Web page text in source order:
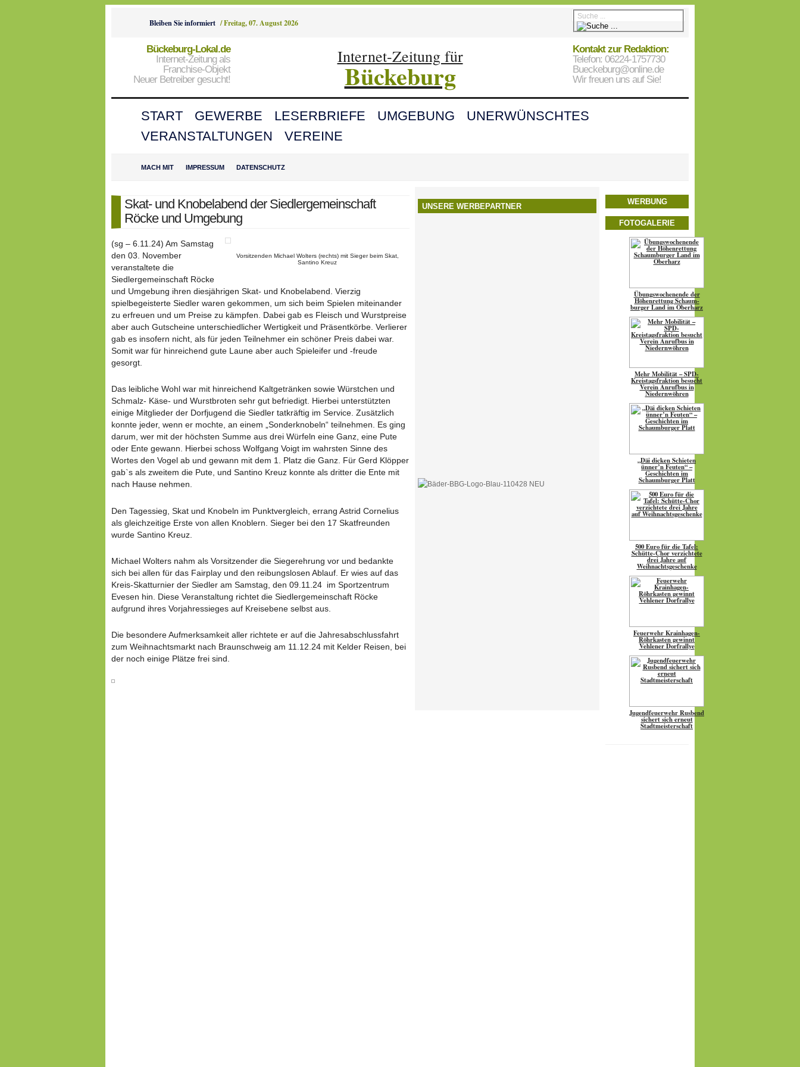
Bleiben Sie informiert /Freitag, 07. August 2026
Bückeburg-Lokal.de
Internet-Zeitung als
Franchise-Objekt
Neuer Betreiber gesucht!
Internet-Zeitung für
Bückeburg
Kontakt zur Redaktion:
Telefon: 06224-1757730
Bueckeburg@online.de
Wir freuen uns auf Sie!
START GEWERBE LESERBRIEFE UMGEBUNG
UNERWÜNSCHTES
VERANSTALTUNGEN
VEREINE
MACH MIT IMPRESSUM DATENSCHUTZ
Skat- und Knobelabend der Siedlergemeinschaft
Röcke und Umgebung
Vorsitzenden Michael Wolters (rechts) mit Sieger beim Skat,
Santino Kreuz
(sg – 6.11.24) Am Samstag
den 03. November
veranstaltete die
Siedlergemeinschaft Röcke
und Umgebung ihren diesjährigen Skat- und Knobelabend. Vierzig
spielbegeisterte Siedler waren gekommen, um sich beim Spielen miteinander
zu erfreuen und um Preise zu kämpfen. Dabei gab es Fleisch und Wurstpreise
aber auch Gutscheine unterschiedlicher Wertigkeit und Präsentkörbe. Verlierer
gab es insofern nicht, als für jeden Teilnehmer ein schöner Preis dabei war.
Somit war für hinreichend gute Laune aber auch Spieleifer und -freude
gesorgt.
Das leibliche Wohl war mit hinreichend Kaltgetränken sowie Würstchen und
Schmalz- Käse- und Wurstbroten sehr gut befriedigt. Hierbei unterstützten
einige Mitglieder der Dorfjugend die Siedler tatkräftig im Service. Zusätzlich
konnte jeder, wenn er mochte, an einem „Sonderknobeln“ teilnehmen. Es ging
darum, wer mit der höchsten Summe aus drei Würfeln eine Ganz, eine Pute
oder Ente gewann. Hierbei schoss Wolfgang Voigt im wahrsten Sinne des
Wortes den Vogel ab und gewann mit dem 1. Platz die Ganz. Für Gerd Klöpper
gab`s als zweitem die Pute, und Santino Kreuz konnte als dritter die Ente mit
nach Hause nehmen.
Den Tagessieg, Skat und Knobeln im Punktvergleich, errang Astrid Cornelius
als gleichzeitige Erste von allen Knoblern. Sieger bei den 17 Skatfreunden
wurde Santino Kreuz.
Michael Wolters nahm als Vorsitzender die Siegerehrung vor und bedankte
sich bei allen für das Fairplay und den reibungslosen Ablauf. Er wies auf das
Kreis-Skatturnier der Siedler am Samstag, den 09.11.24 im Sportzentrum
Evesen hin. Diese Veranstaltung richtet die Siedlergemeinschaft Röcke
aufgrund ihres Vorjahressieges auf Kreisebene selbst aus.
Die besondere Aufmerksamkeit aller richtete er auf die Jahresabschlussfahrt
zum Weihnachtsmarkt nach Braunschweig am 11.12.24 mit Kelder Reisen, bei
der noch einige Plätze frei sind.
UNSERE WERBEPARTNER
WERBUNG
FOTOGALERIE
Übungs­wo­chen­ende der
Höhen­ret­tung Schaum­
burger Land im Oberharz
Mehr Mobilität – SPD-
Kreistagsfraktion besucht
Verein Anrufbus in
Niedernwöhren
„Däi dicken Schieten
ünner’n Feuten“ –
Geschichten im
Schaumburger Platt
500 Euro für die Tafel:
Schütte-Chor verzichtete
drei Jahre auf
Weihnachtsgeschenke
Feuerwehr Krainhagen-
Röhrkasten gewinnt
Vehlener Dorfrallye
Jugendfeuerwehr Rusbend
sichert sich erneut
Stadtmeisterschaft